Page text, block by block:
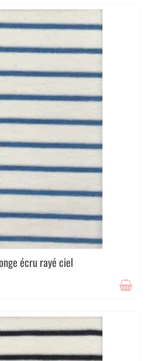
écru rayé ciel